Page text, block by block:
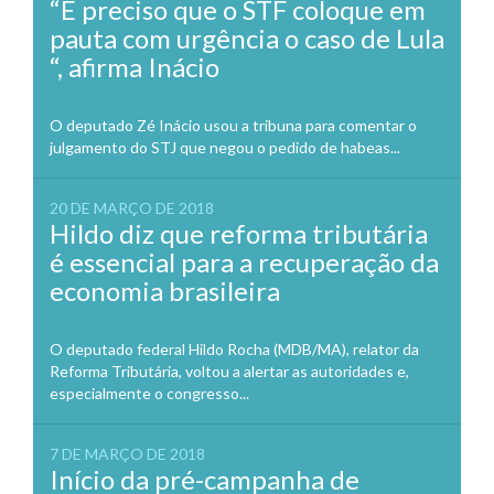
“É preciso que o STF coloque em
pauta com urgência o caso de Lula
“, afirma Inácio
O deputado Zé Inácio usou a tribuna para comentar o
julgamento do STJ que negou o pedido de habeas...
20 DE MARÇO DE 2018
Hildo diz que reforma tributária
é essencial para a recuperação da
economia brasileira
O deputado federal Hildo Rocha (MDB/MA), relator da
Reforma Tributária, voltou a alertar as autoridades e,
especialmente o congresso...
7 DE MARÇO DE 2018
Início da pré-campanha de